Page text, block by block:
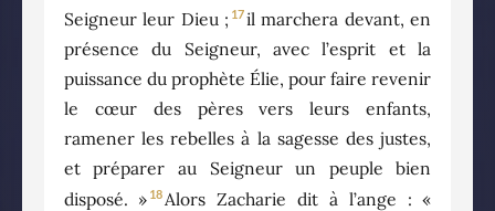
Seigneur leur Dieu ; 17il marchera devant, en
présence du Seigneur, avec l’esprit et la
puissance du prophète Élie, pour faire revenir
le cœur des pères vers leurs enfants,
ramener les rebelles à la sagesse des justes,
et préparer au Seigneur un peuple bien
disposé. » 18 Alors Zacharie dit à l’ange : «